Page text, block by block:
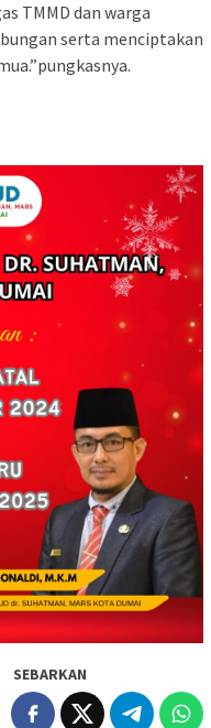
TMMD dan warga
serta menciptakan
SEBARKAN